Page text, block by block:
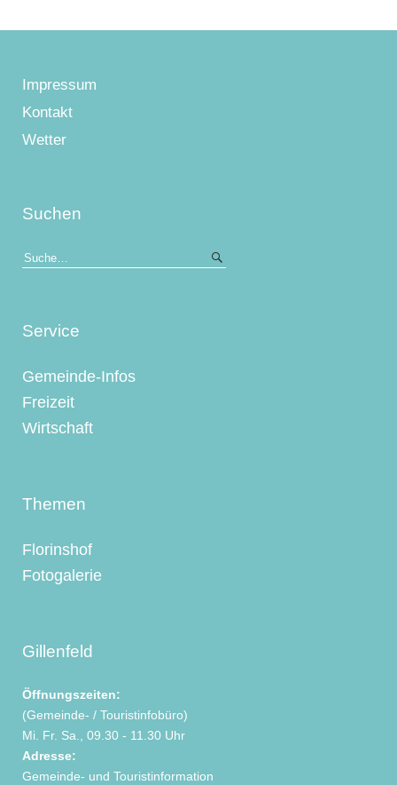
Impressum
Kontakt
Wetter
Suchen
Service
Gemeinde-Infos
Freizeit
Wirtschaft
Themen
Florinshof
Fotogalerie
Gillenfeld
Öffnungszeiten:
(Gemeinde- / Touristinfobüro)
Mi. Fr. Sa., 09.30 - 11.30 Uhr
Adresse:
Gemeinde- und Touristinformation